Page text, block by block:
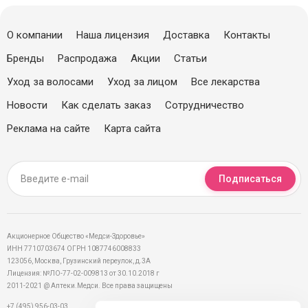
О компании Наша лицензия Доставка
Контакты
Бренды
Распродажа Акции
Статьи
Уход за волосами
Уход за лицом
Все лекарства
Новости
Как сделать заказ
Сотрудничество
Реклама на сайте
Карта сайта
Подписаться
Акционерное Общество «Медси-Здоровье»
ИНН 7710703674 ОГРН 1087746008833
123056, Москва, Грузинский переулок, д.3А
Лицензия: №ЛО-77-02-009813 от 30.10.2018 г
2011-2021 @ Аптеки.Медси. Все права защищены
+7 (495) 956-03-03